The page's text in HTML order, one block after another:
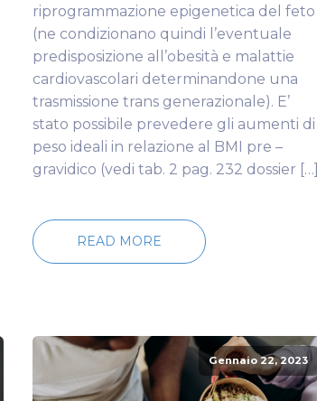
riprogrammazione epigenetica del feto
(ne condizionano quindi l’eventuale
predisposizione all’obesità e malattie
cardiovascolari determinandone una
trasmissione trans generazionale). E’
stato possibile prevedere gli aumenti di
peso ideali in relazione al BMI pre –
gravidico (vedi tab. 2 pag. 232 dossier […]
READ MORE
Gennaio 22, 2023